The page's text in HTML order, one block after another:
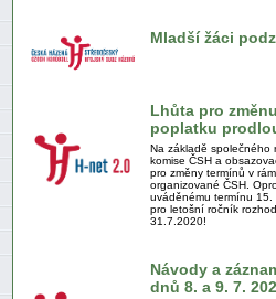
Mladší žáci
Lhůta pro
poplatku
Na základě společného
komise ČSH a
pro změny termínů v
organizované ČSH.
uváděnému termínu
pro letošní ročník
31.7.2020!
Návody a
dnů 8. a 9. 7.